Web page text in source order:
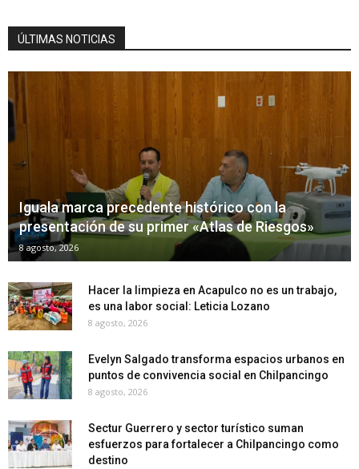
ÚLTIMAS NOTICIAS
Iguala marca precedente histórico con la
presentación de su primer «Atlas de Riesgos»
8 agosto, 2026
Hacer la limpieza en Acapulco no es un trabajo,
es una labor social: Leticia Lozano
8 agosto, 2026
Evelyn Salgado transforma espacios urbanos en
puntos de convivencia social en Chilpancingo
8 agosto, 2026
Sectur Guerrero y sector turístico suman
esfuerzos para fortalecer a Chilpancingo como
destino